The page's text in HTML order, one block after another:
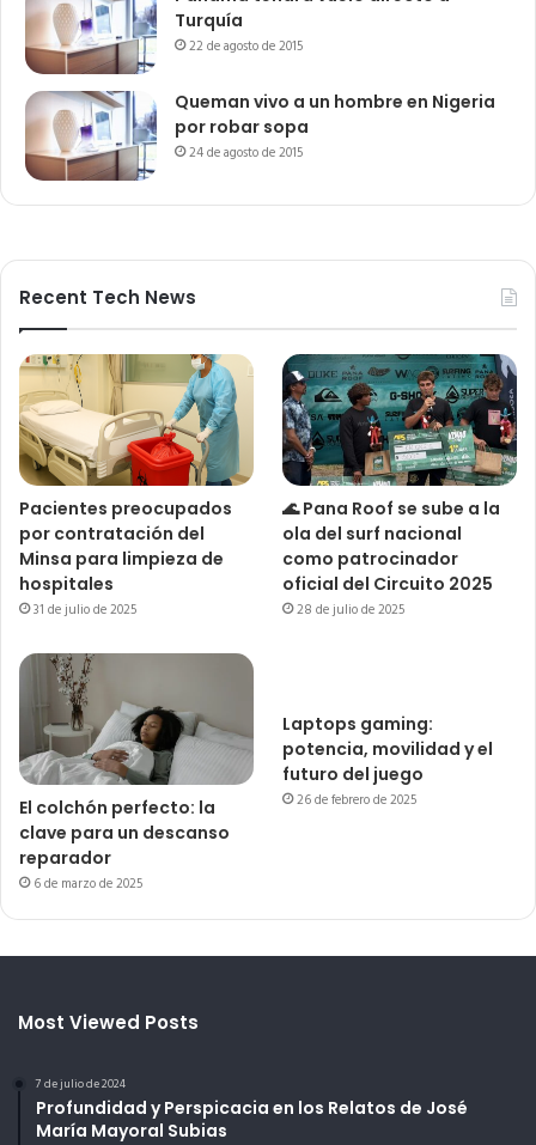
Turquía
22 de agosto de 2015
Queman vivo a un hombre en Nigeria
por robar sopa
24 de agosto de 2015
Recent Tech News
Pacientes preocupados
por contratación del
Minsa para limpieza de
hospitales
31 de julio de 2025
🌊 Pana Roof se sube a la
ola del surf nacional
como patrocinador
oficial del Circuito 2025
28 de julio de 2025
El colchón perfecto: la
clave para un descanso
reparador
6 de marzo de 2025
Laptops gaming:
potencia, movilidad y el
futuro del juego
26 de febrero de 2025
Most Viewed Posts
7 de julio de 2024
Profundidad y Perspicacia en los Relatos de José
María Mayoral Subias